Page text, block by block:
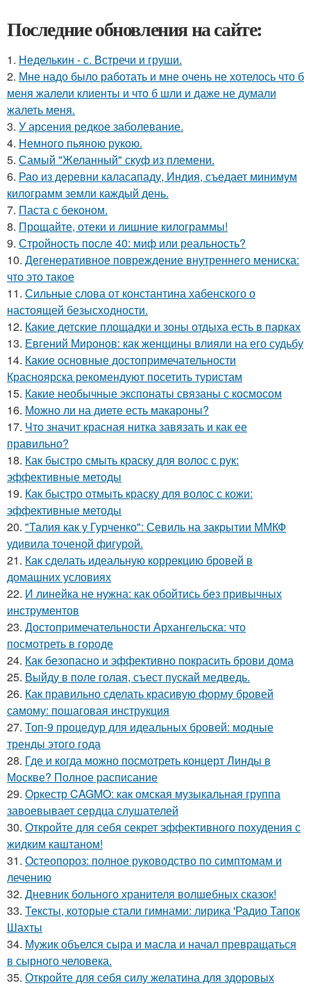
Последние обновления на сайте:
1. Неделькин - с. Встречи и груши.
2. Мне надо было работать и мне очень не хотелось что б
меня жалели клиенты и что б шли и даже не думали
жалеть меня.
3. У арсения редкое заболевание.
4. Немного пьяною рукою.
5. Самый "Желанный" скуф из племени.
6. Рао из деревни каласападу, Индия, съедает минимум
килограмм земли каждый день.
7. Паста с беконом.
8. Прощайте, отеки и лишние килограммы!
9. Стройность после 40: миф или реальность?
10. Дегенеративное повреждение внутреннего мениска:
что это такое
11. Сильные слова от константина хабенского о
настоящей безысходности.
12. Какие детские площадки и зоны отдыха есть в парках
13. Евгений Миронов: как женщины влияли на его судьбу
14. Какие основные достопримечательности
Красноярска рекомендуют посетить туристам
15. Какие необычные экспонаты связаны с космосом
16. Можно ли на диете есть макароны?
17. Что значит красная нитка завязать и как ее
правильно?
18. Как быстро смыть краску для волос с рук:
эффективные методы
19. Как быстро отмыть краску для волос с кожи:
эффективные методы
20. "Талия как у Гурченко": Севиль на закрытии ММКФ
удивила точеной фигурой.
21. Как сделать идеальную коррекцию бровей в
домашних условиях
22. И линейка не нужна: как обойтись без привычных
инструментов
23. Достопримечательности Архангельска: что
посмотреть в городе
24. Как безопасно и эффективно покрасить брови дома
25. Выйду в поле голая, съест пускай медведь.
26. Как правильно сделать красивую форму бровей
самому: пошаговая инструкция
27. Топ-9 процедур для идеальных бровей: модные
тренды этого года
28. Где и когда можно посмотреть концерт Линды в
Москве? Полное расписание
29. Оркестр CAGMO: как омская музыкальная группа
завоевывает сердца слушателей
30. Откройте для себя секрет эффективного похудения с
жидким каштаном!
31. Остеопороз: полное руководство по симптомам и
лечению
32. Дневник больного хранителя волшебных сказок!
33. Тексты, которые стали гимнами: лирика 'Радио Тапок
Шахты
34. Мужик объелся сыра и масла и начал превращаться
в сырного человека.
35. Откройте для себя силу желатина для здоровых